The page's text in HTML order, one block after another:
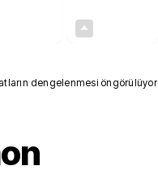
dengelenmesi öngörülüyor